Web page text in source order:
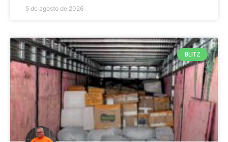
5 de agosto de 2026
BLITZ